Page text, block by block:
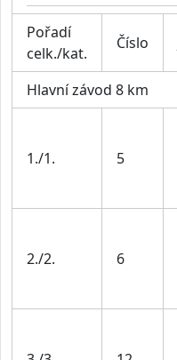
Pořadí
celk./kat.
Číslo
Hlavní závod 8 km
1./1. 5
2./2. 6